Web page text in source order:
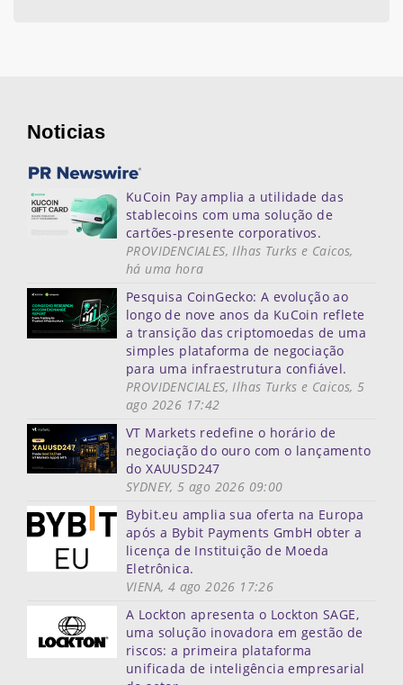
Noticias
KuCoin Pay amplia a utilidade das
stablecoins com uma solução de
cartões-presente corporativos.
PROVIDENCIALES, Ilhas Turks e Caicos,
há uma hora
Pesquisa CoinGecko: A evolução ao
longo de nove anos da KuCoin reflete
a transição das criptomoedas de uma
simples plataforma de negociação
para uma infraestrutura confiável.
PROVIDENCIALES, Ilhas Turks e Caicos, 5
ago 2026 17:42
VT Markets redefine o horário de
negociação do ouro com o lançamento
do XAUUSD247
SYDNEY, 5 ago 2026 09:00
Bybit.eu amplia sua oferta na Europa
após a Bybit Payments GmbH obter a
licença de Instituição de Moeda
Eletrônica.
VIENA, 4 ago 2026 17:26
A Lockton apresenta o Lockton SAGE,
uma solução inovadora em gestão de
riscos: a primeira plataforma
unificada de inteligência empresarial